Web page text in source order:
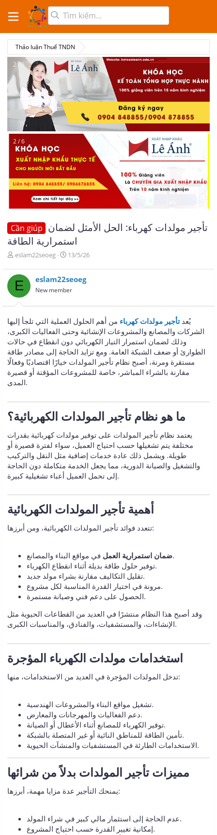
Thảo luận Thuế TNDN
2 / 6
2 / 6
Cần giúp تأجير مولدات كهرباء: الحل الأمثل لضمان
استمرارية الطاقة
T
r
e
a
d
s
a
r
t
e
eslam22seoeg
N
à
y
g
i
13/5/26
E eslam22seoeg
New member
يُعدتأجير مولدات كهرباء من أهم الحلول العملية التي تلجأ إليها
الشركات والمصانع والمشروعات الإنشائية وحتى الفعاليات الكبرى،
وذلك لضمان استمرار التيار الكهربائي دون انقطاع في حالات
الطوارئ أو ضعف الشبكة العامة. ومع تزايد الحاجة إلى مصادر طاقة
مستقرة ومرنة، أصبح نظام تأجير المولدات خيارًا اقتصاديًا وفعالًا
مقارنة بالشراء المباشر، خاصة للمشروعات المؤقتة أو قصيرة
المدى.
يعتمد نظام تأجير المولدات على توفير مولدات كهربائية بقدرات
مختلفة يتم تشغيلها حسب احتياج العميل، سواء لفترة قصيرة أو
طويلة. ويشمل ذلك عادة خدمات إضافية مثل النقل والتركيب
والتشغيل والصيانة الدورية، مما يجعل الخدمة متكاملة دون الحاجة
إلى تحمل العميل أعباء تشغيلية كبيرة.
تتعدد فوائد تأجير المولدات الكهربائية، ومن أبرزها:
ضمان استمرارية العملفي مواقع البناء والمصانع.
توفير حلول طاقة بديلة أثناء انقطاع الكهرباء.
تقليل التكاليف مقارنة بشراء مولد جديد.
مرونة في اختيار القدرة المناسبة لكل مشروع.
الحصول على دعم فني وصيانة مستمرة.
وقد أصبح هذا النظام منتشرًا في العديد من القطاعات الحيوية مثل
الإنشاءات، والمستشفيات، والفنادق، والمناسبات الكبرى.
تدخل المولدات المؤجرة في العديد من الاستخدامات، منها:
تشغيل مواقع البناء والمشروعات الهندسية.
دعم الفعاليات والمهرجانات والمعارض.
توفير الكهرباء للمصانع أثناء الأعطال أو الصيانة.
تأمين الطاقة للمناطق النائية أو غير المتصلة بالشبكة.
الاستخدامات الطارئة في المستشفيات والمنشآت الحيوية.
يمنحك التأجير عدة مزايا مهمة، أبرزها:
عدم الحاجة إلى استثمار مالي كبير في شراء المولد.
إمكانية تغيير القدرة حسب احتياج المشروع.